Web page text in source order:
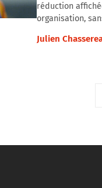
réduction
organisation,
Julien